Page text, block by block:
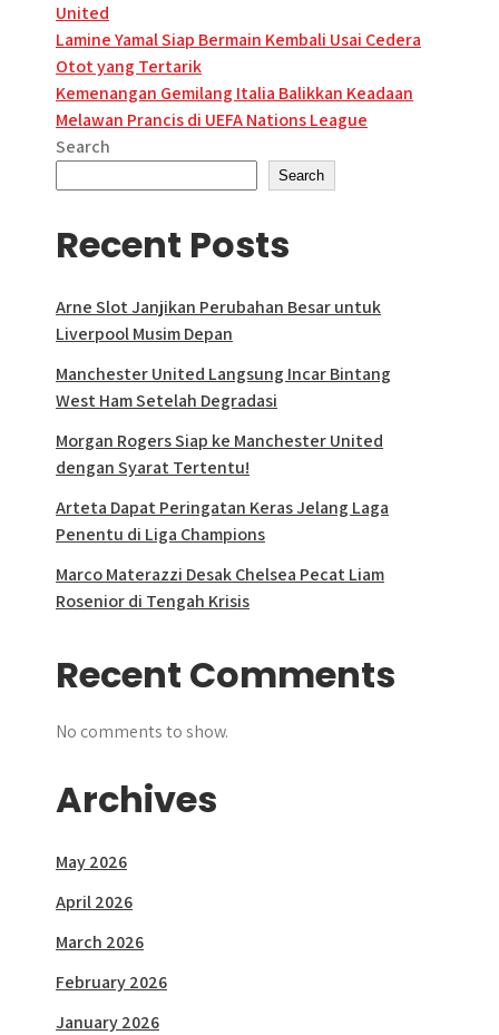
United
Post
navigation
Lamine Yamal Siap Bermain Kembali Usai Cedera
Otot yang Tertarik
Kemenangan Gemilang Italia Balikkan Keadaan
Melawan Prancis di UEFA Nations League
Search
Search
Recent Posts
Arne Slot Janjikan Perubahan Besar untuk
Liverpool Musim Depan
Manchester United Langsung Incar Bintang
West Ham Setelah Degradasi
Morgan Rogers Siap ke Manchester United
dengan Syarat Tertentu!
Arteta Dapat Peringatan Keras Jelang Laga
Penentu di Liga Champions
Marco Materazzi Desak Chelsea Pecat Liam
Rosenior di Tengah Krisis
Recent Comments
No comments to show.
Archives
May 2026
April 2026
March 2026
February 2026
January 2026